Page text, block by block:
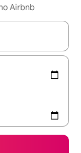
Airbnb
explore-os